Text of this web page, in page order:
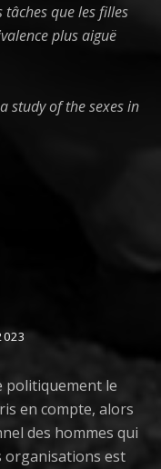
tâches que les filles
plus aiguë
study of the sexes in
politiquement le
en compte, alors
des hommes qui
organisations est